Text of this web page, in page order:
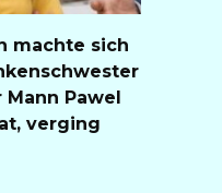
machte sich
Pawel
verging